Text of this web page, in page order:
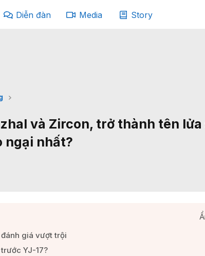
Diễn đàn Media Story
và Zircon, trở thành tên lửa
ngại nhất?
giá vượt trội​
YJ-17?​